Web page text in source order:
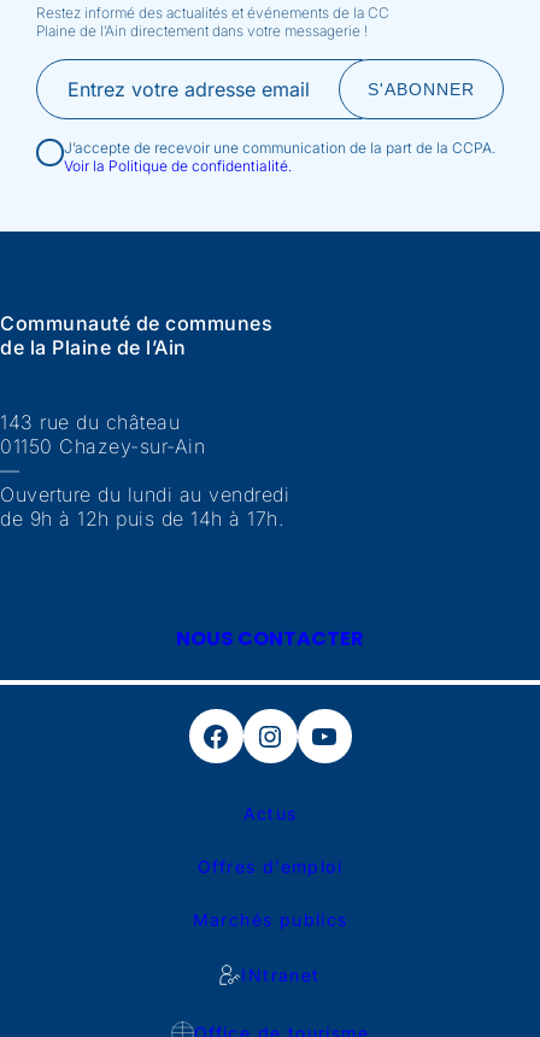
Restez informé des actualités et événements de la CC
Plaine de l’Ain directement dans votre messagerie !
J’accepte de recevoir une communication de la part de la CCPA.
Voir la Politique de confidentialité.
Communauté de communes
de la Plaine de l’Ain
143 rue du château
01150 Chazey-sur-Ain
—
Ouverture du lundi au vendredi
de 9h à 12h puis de 14h à 17h.
NOUS CONTACTER
Facebook Instagram YouTube
Actus
Offres d’emploi
Marchés publics
INtranet
Office de tourisme